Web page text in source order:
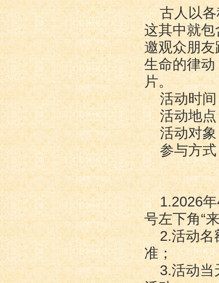
古人以
这其中就
邀观众朋
生命的律
片。
活动时
活动地
活动对
参与方
1.2026
号左下角“
2.活动名
准；
3.活动当